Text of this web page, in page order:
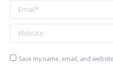
Email *
Website
Save my name, email, and